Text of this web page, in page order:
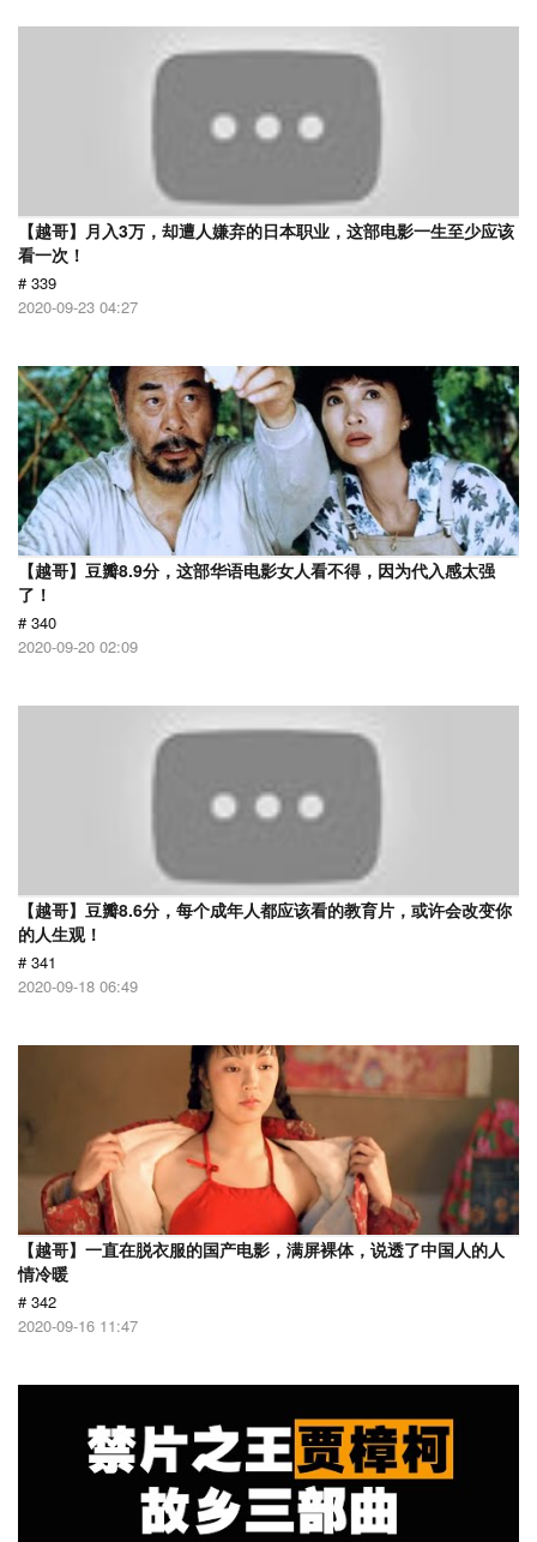
【越哥】月入3万，却遭人嫌弃的日本职业，这部电影一生至少应该
看一次！
# 339
2020-09-23 04:27
【越哥】豆瓣8.9分，这部华语电影女人看不得，因为代入感太强
了！
# 340
2020-09-20 02:09
【越哥】豆瓣8.6分，每个成年人都应该看的教育片，或许会改变你
的人生观！
# 341
2020-09-18 06:49
【越哥】一直在脱衣服的国产电影，满屏裸体，说透了中国人的人
情冷暖
# 342
2020-09-16 11:47